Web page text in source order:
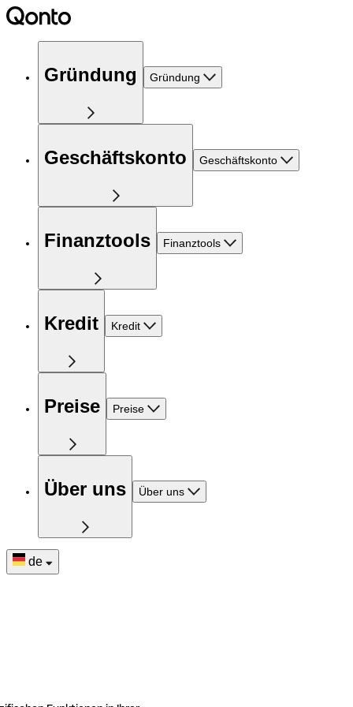
Gründung Gründung
Geschäftskonto Geschäftskonto
Finanztools Finanztools
Kredit Kredit
Preise Preise
Über uns Über uns
de